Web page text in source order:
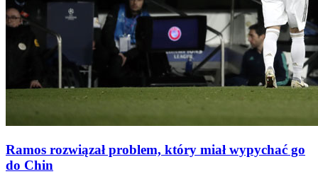
Ramos rozwiązał problem, który miał wypychać go
do Chin